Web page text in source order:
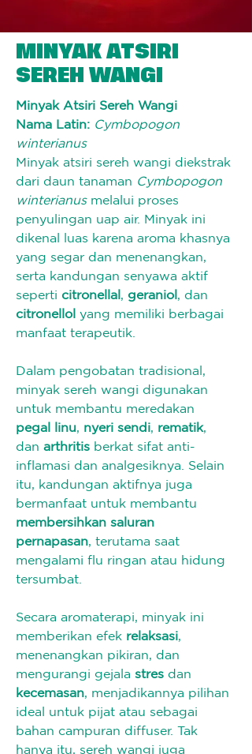
MINYAK ATSIRI
SEREH WANGI
Minyak Atsiri Sereh Wangi
Nama Latin: Cymbopogon
winterianus
Minyak atsiri sereh wangi diekstrak
dari daun tanaman Cymbopogon
winterianus melalui proses
penyulingan uap air. Minyak ini
dikenal luas karena aroma khasnya
yang segar dan menenangkan,
serta kandungan senyawa aktif
seperti citronellal, geraniol, dan
citronellol yang memiliki berbagai
manfaat terapeutik.
Dalam pengobatan tradisional,
minyak sereh wangi digunakan
untuk membantu meredakan
pegal linu, nyeri sendi, rematik,
dan arthritis berkat sifat anti-
inflamasi dan analgesiknya. Selain
itu, kandungan aktifnya juga
bermanfaat untuk membantu
membersihkan saluran
pernapasan, terutama saat
mengalami flu ringan atau hidung
tersumbat.
Secara aromaterapi, minyak ini
memberikan efek relaksasi,
menenangkan pikiran, dan
mengurangi gejala stres dan
kecemasan, menjadikannya pilihan
ideal untuk pijat atau sebagai
bahan campuran diffuser. Tak
hanya itu, sereh wangi juga